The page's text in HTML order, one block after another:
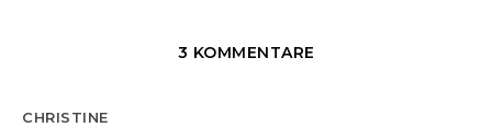
3 KOMMENTARE
CHRISTINE